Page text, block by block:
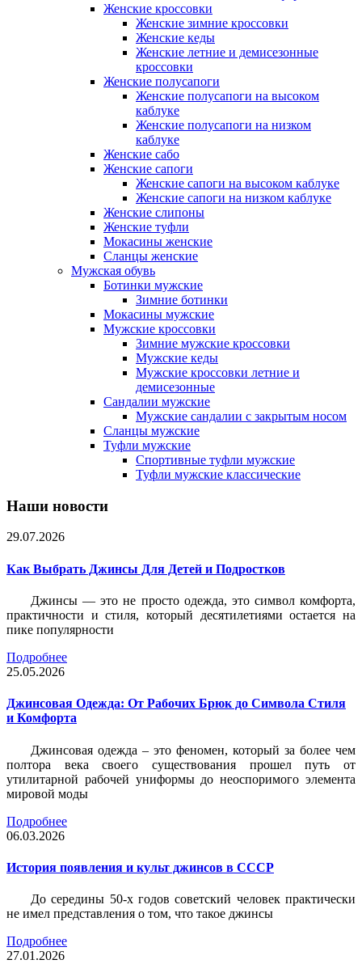
Женские кроссовки
Женские зимние кроссовки
Женские кеды
Женские летние и демисезонные
кроссовки
Женские полусапоги
Женские полусапоги на высоком
каблуке
Женские полусапоги на низком
каблуке
Женские сабо
Женские сапоги
Женские сапоги на высоком каблуке
Женские сапоги на низком каблуке
Женские слипоны
Женские туфли
Мокасины женские
Сланцы женские
Мужская обувь
Ботинки мужские
Зимние ботинки
Мокасины мужские
Мужские кроссовки
Зимние мужские кроссовки
Мужские кеды
Мужские кроссовки летние и
демисезонные
Сандалии мужские
Мужские сандалии с закрытым носом
Сланцы мужские
Туфли мужские
Спортивные туфли мужские
Туфли мужские классические
Наши новости
29.07.2026
Как Выбрать Джинсы Для Детей и Подростков
Джинсы — это не просто одежда, это символ комфорта,
практичности и стиля, который десятилетиями остается на
пике популярности
Подробнее
25.05.2026
Джинсовая Одежда: От Рабочих Брюк до Символа Стиля
и Комфорта
Джинсовая одежда – это феномен, который за более чем
полтора века своего существования прошел путь от
утилитарной рабочей униформы до неоспоримого элемента
мировой моды
Подробнее
06.03.2026
История появления и культ джинсов в СССР
До середины 50-х годов советский человек практически
не имел представления о том, что такое джинсы
Подробнее
27.01.2026